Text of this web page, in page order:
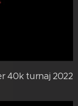
40k turnaj 2022